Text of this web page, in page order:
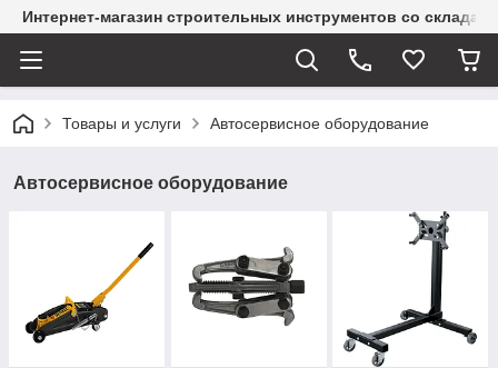
Интернет-магазин строительных инструментов со склада
Товары и услуги Автосервисное оборудование
Автосервисное оборудование